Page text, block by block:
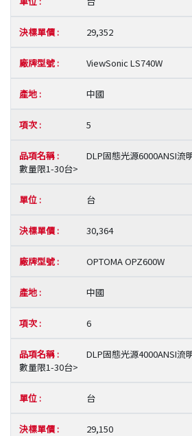
29,352
ViewSonic LS740W
中國
5
DLP固態光源6000ANSI流
數量限1-30台>
台
30,364
OPTOMA OPZ600W
中國
6
DLP固態光源4000ANSI流
數量限1-30台>
台
29,150